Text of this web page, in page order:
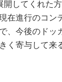
開してくれた
在進行のコン
、今後のドッ
く寄与して来